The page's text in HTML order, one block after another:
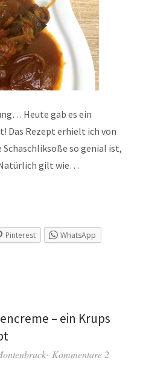
Heute gab es ein
Das Rezept erhielt ich von
so genial ist,
gilt wie…
Pinterest
WhatsApp
– ein Krups
Kommentare 2